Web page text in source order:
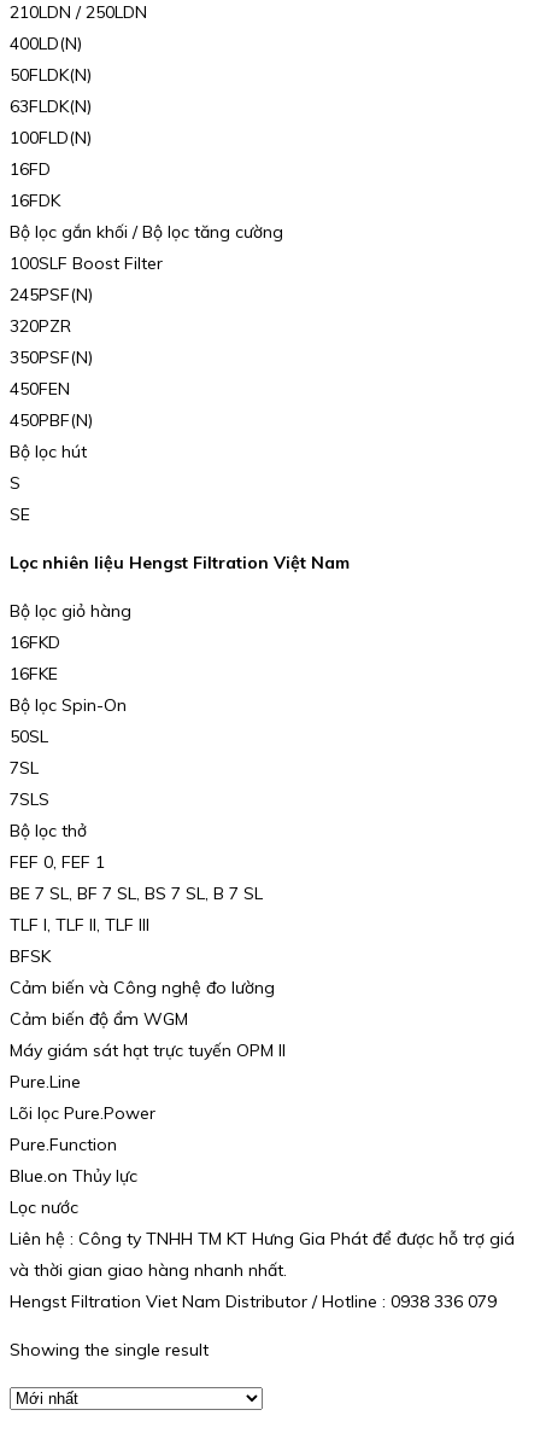
210LDN / 250LDN
400LD(N)
50FLDK(N)
63FLDK(N)
100FLD(N)
16FD
16FDK
Bộ lọc gắn khối / Bộ lọc tăng cường
100SLF Boost Filter
245PSF(N)
320PZR
350PSF(N)
450FEN
450PBF(N)
Bộ lọc hút
S
SE
Lọc nhiên liệu Hengst Filtration Việt Nam
Bộ lọc giỏ hàng
16FKD
16FKE
Bộ lọc Spin-On
50SL
7SL
7SLS
Bộ lọc thở
FEF 0, FEF 1
BE 7 SL, BF 7 SL, BS 7 SL, B 7 SL
TLF I, TLF II, TLF III
BFSK
Cảm biến và Công nghệ đo lường
Cảm biến độ ẩm WGM
Máy giám sát hạt trực tuyến OPM II
Pure.Line
Lõi lọc Pure.Power
Pure.Function
Blue.on Thủy lực
Lọc nước
Liên hệ : Công ty TNHH TM KT Hưng Gia Phát để được hỗ trợ giá
và thời gian giao hàng nhanh nhất.
Hengst Filtration Viet Nam Distributor / Hotline : 0938 336 079
Showing the single result